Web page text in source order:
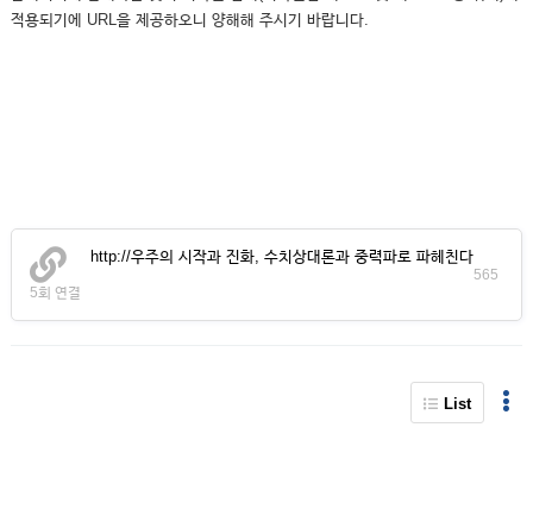
적용되기에 URL을 제공하오니 양해해 주시기 바랍니다.
http://우주의 시작과 진화, 수치상대론과 중력파로 파헤친다
565
5회 연결
List